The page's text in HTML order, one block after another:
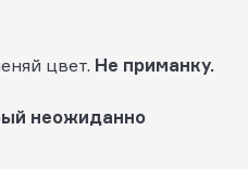
цвет. Не приманку.
неожиданно